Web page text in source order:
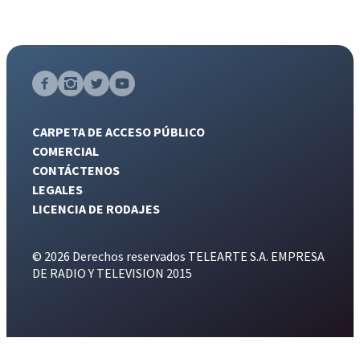
CARPETA DE ACCESO PÚBLICO
COMERCIAL
CONTÁCTENOS
LEGALES
LICENCIA DE RODAJES
© 2026 Derechos reservados TELEARTE S.A. EMPRESA
DE RADIO Y TELEVISION 2015